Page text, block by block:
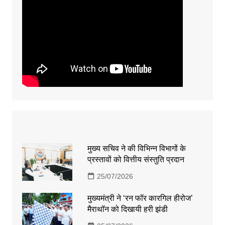
मुख्य सचिव ने की विभिन्न विभागों के
प्रस्तावों को वित्तीय संस्तुति प्रदान
25/07/2026
मुख्यमंत्री ने ‘रन फॉर कारगिल हीरोज’
मैराथॉन को दिखायी हरी झंडी